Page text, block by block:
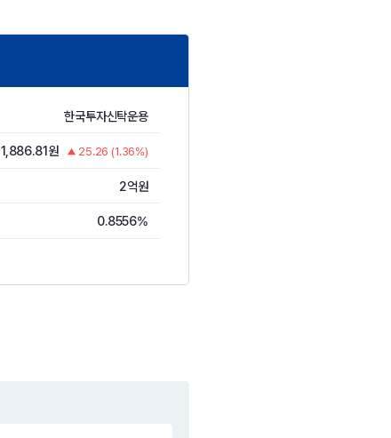
한국투자신탁운용
1,886.81원 25.26 (1.36%)
2억원
0.8556%